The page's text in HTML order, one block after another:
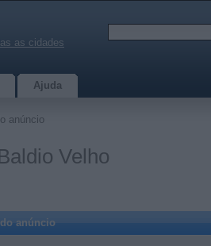
as cidades
Ajuda
anúncio
Velho
do anúncio